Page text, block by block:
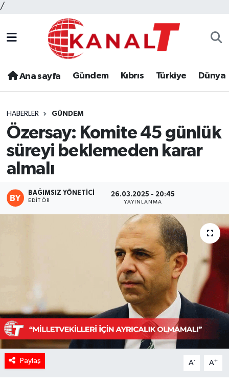
/
Ana sayfa Gündem Kıbrıs Türkiye Dünya
HABERLER GÜNDEM
Özersay: Komite 45 günlük
süreyi beklemeden karar
almalı
BAĞIMSIZ YÖNETICI
EDITÖR
26.03.2025 - 20:45
YAYINLANMA
Paylaş A- A+